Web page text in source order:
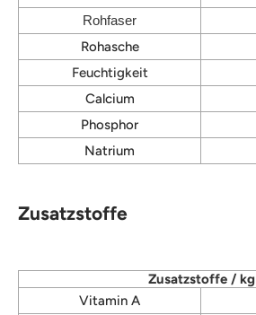
Rohfaser
Rohasche
Feuchtigkeit
Calcium
Phosphor
Natrium
Zusatzstoffe
Zusatzstoffe / kg
Vitamin A